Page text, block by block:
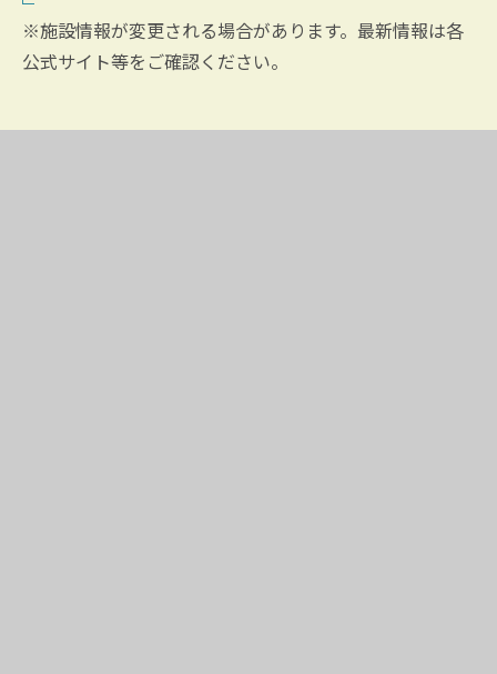
※施設情報が変更される場合があります。最新情報は各
公式サイト等をご確認ください。